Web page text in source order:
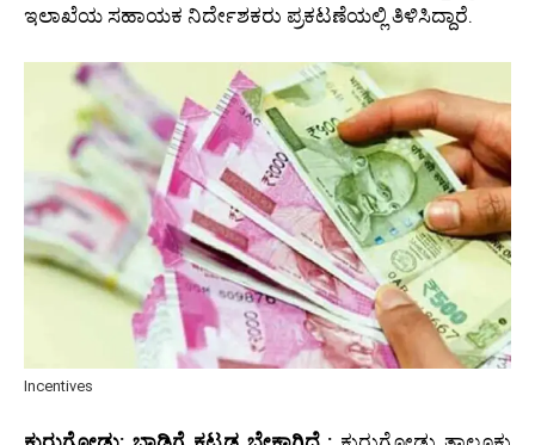
ಇಲಾಖೆಯ ಸಹಾಯಕ ನಿರ್ದೇಶಕರು ಪ್ರಕಟಣೆಯಲ್ಲಿ ತಿಳಿಸಿದ್ದಾರೆ.
Incentives